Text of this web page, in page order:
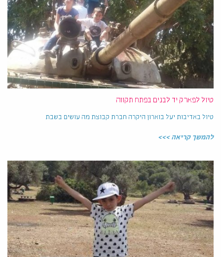
טיול לפארק יד לבנים בפתח תקווה
טיול באדיבות יעל בוארון היקרה חברת קבוצת מה עושים בשבת
להמשך קריאה >>>